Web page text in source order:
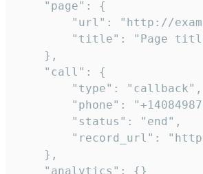
    "page": {
"url": "http://
"title": "Page
    },
    "call": {
        "type": "callback",
"phone":
        "status": "end",
"record_url":
    },
    "analytics": {}